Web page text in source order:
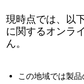
現時点では、以
に関するオンラ
ん。
この地域では製